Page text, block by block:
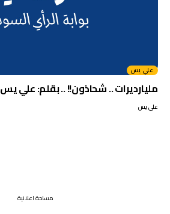
علي يس
مليارديرات .. شحاذون!! .. بقلم: علي يس
علي يس
مساحة اعلانية